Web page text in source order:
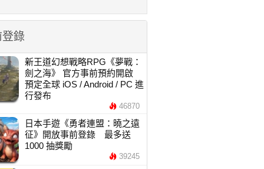
錄
新王道幻想戰略RPG《夢戰：
劍之海》 官方事前預約開啟
預定全球 iOS / Android / PC 進
行發布
46870
日本手遊《勇者連盟：曉之遠
征》開放事前登錄 最多送
1000 抽獎勵
39245